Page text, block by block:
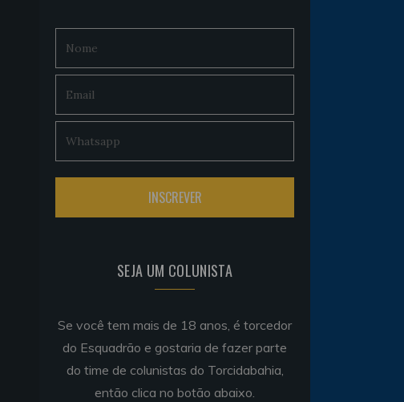
SEJA UM COLUNISTA
Se você tem mais de 18 anos, é torcedor
do Esquadrão e gostaria de fazer parte
do time de colunistas do Torcidabahia,
então clica no botão abaixo.